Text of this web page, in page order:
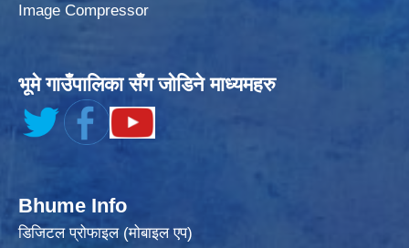
Image Compressor
भूमे गाउँपालिका सँग जोडिने माध्यमहरु
Bhume Info
डिजिटल प्रोफाइल (मोबाइल एप)